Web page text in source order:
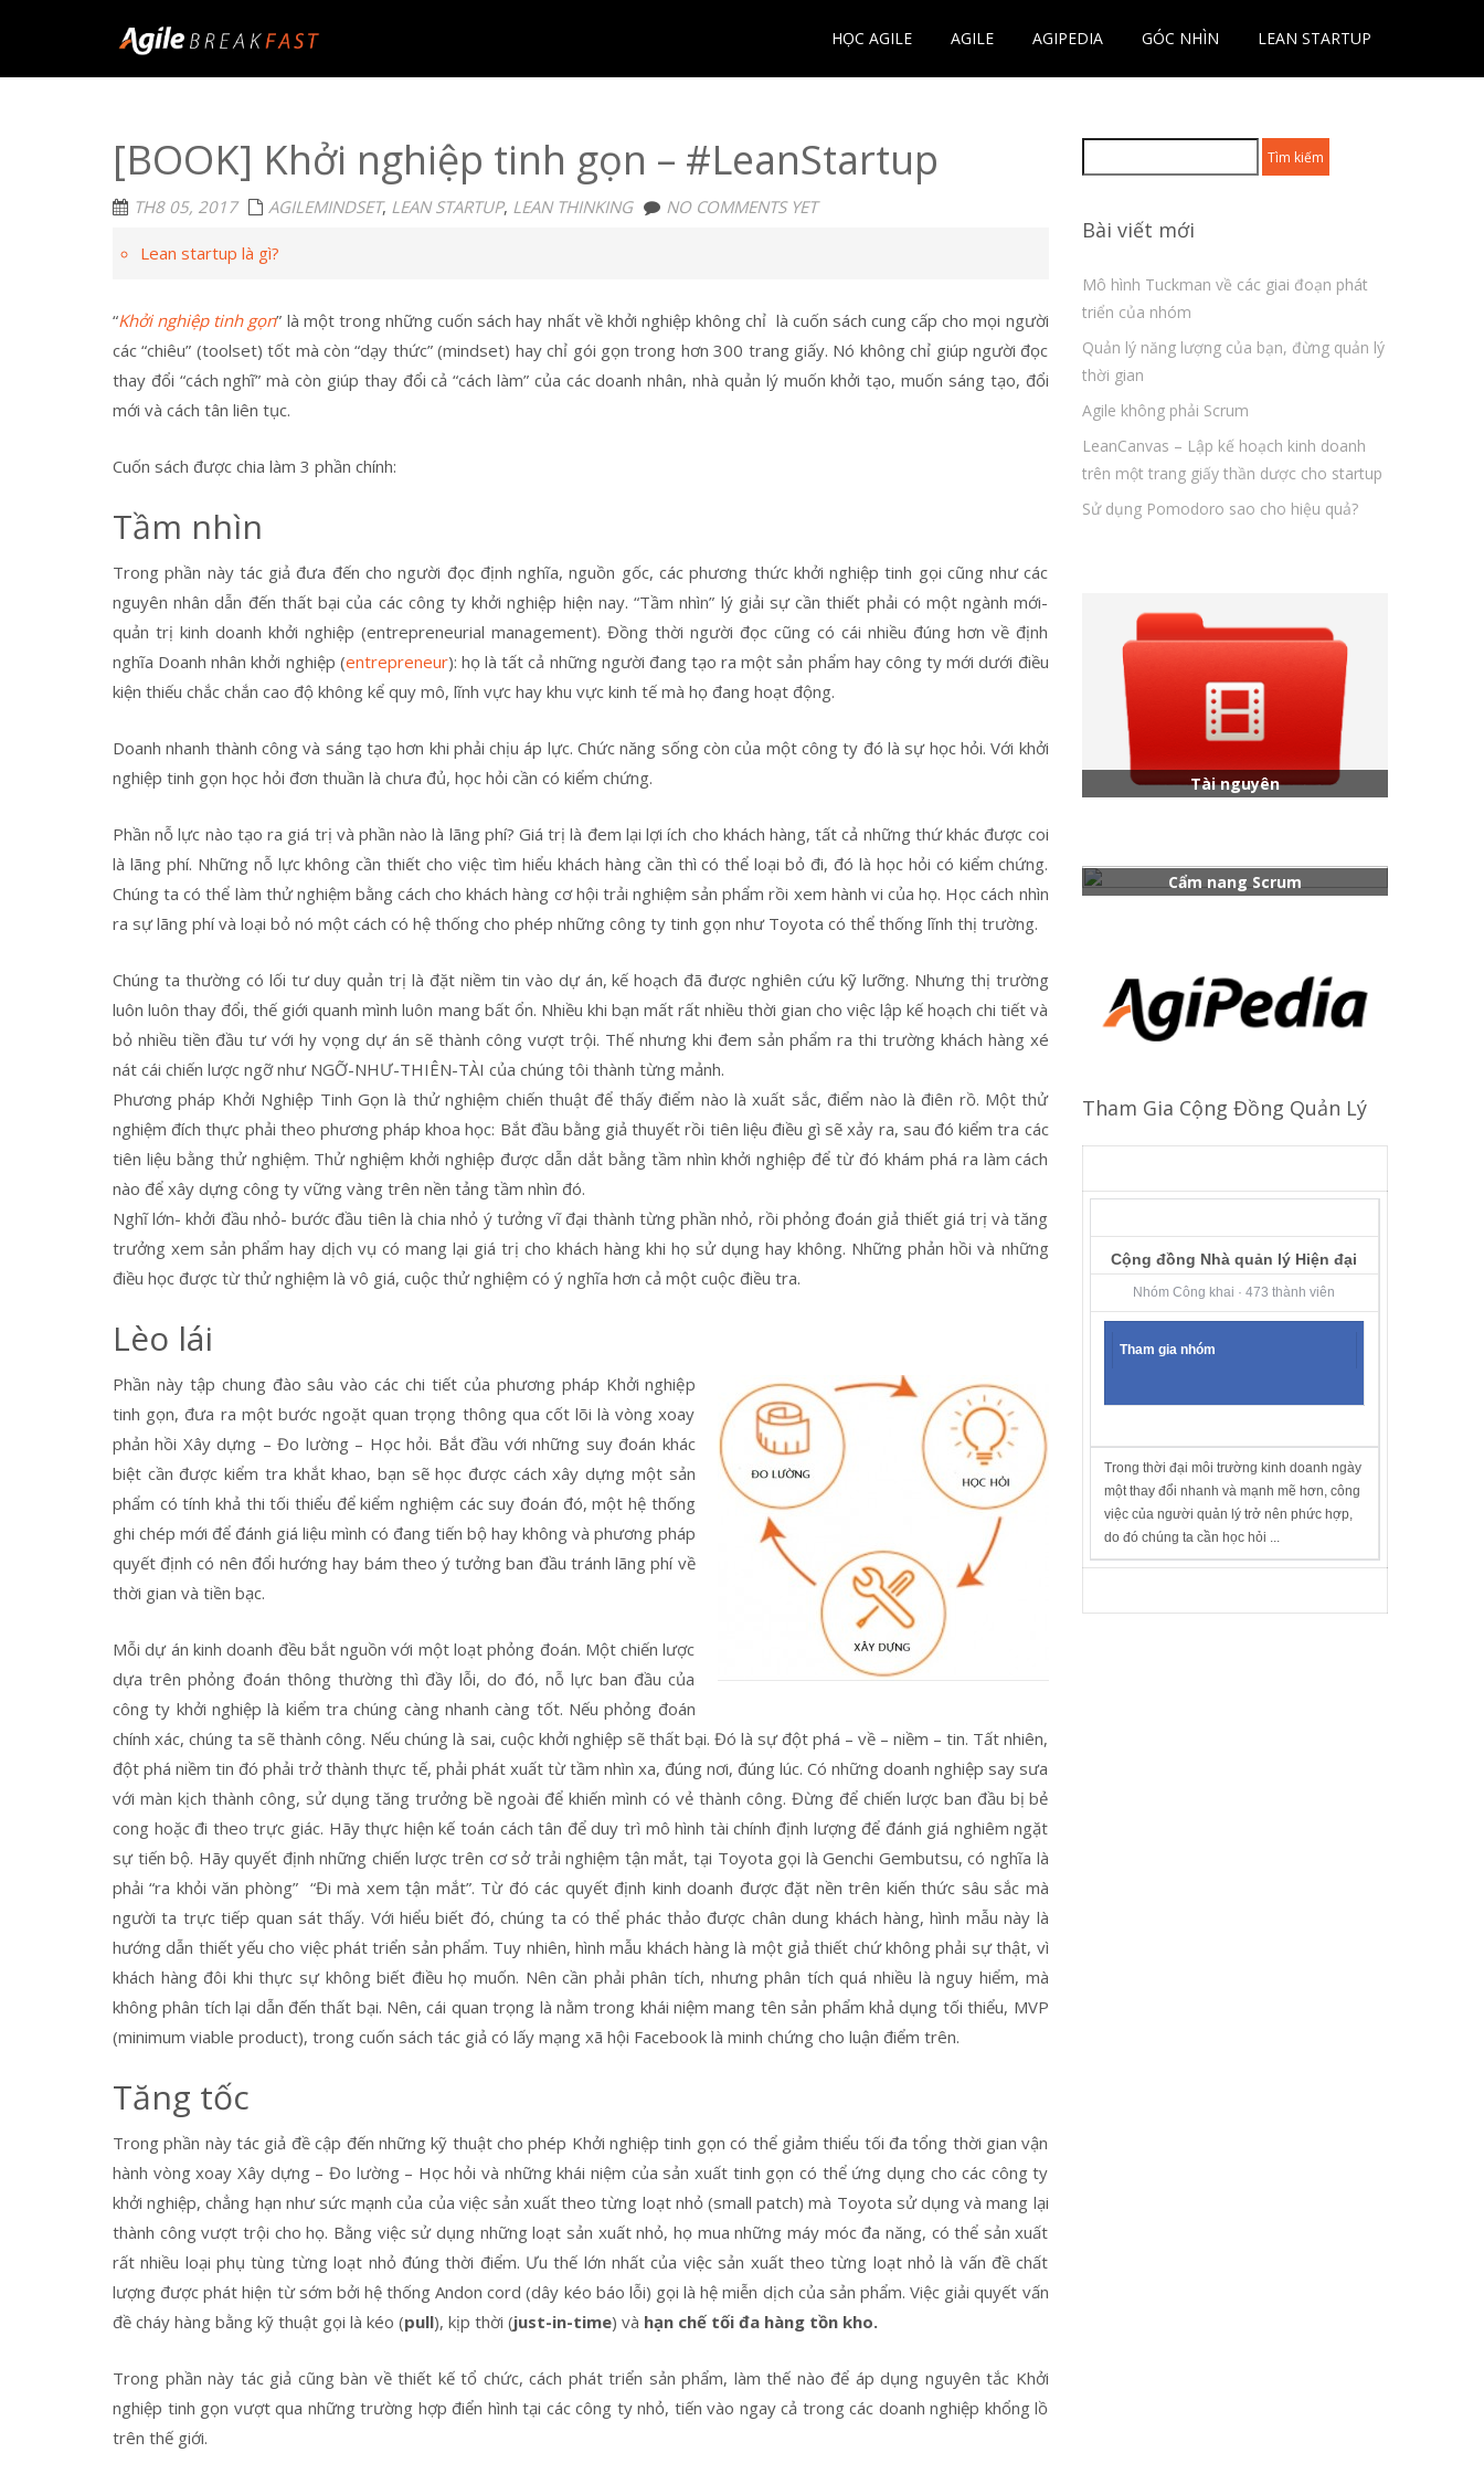
HỌC AGILE AGILE AGIPEDIA GÓC NHÌN LEAN STARTUP
[BOOK] Khởi nghiệp tinh gọn – #LeanStartup
TH8 05, 2017 AGILEMINDSET, LEAN STARTUP, LEAN THINKING NO COMMENTS YET
Lean startup là gì?
“Khởi nghiệp tinh gọn” là một trong những cuốn sách hay nhất về khởi nghiệp không chỉ là cuốn sách cung cấp cho mọi người
các “chiêu” (toolset) tốt mà còn “dạy thức” (mindset) hay chỉ gói gọn trong hơn 300 trang giấy. Nó không chỉ giúp người đọc
thay đổi “cách nghĩ” mà còn giúp thay đổi cả “cách làm” của các doanh nhân, nhà quản lý muốn khởi tạo, muốn sáng tạo, đổi
mới và cách tân liên tục.
Cuốn sách được chia làm 3 phần chính:
Tầm nhìn
Trong phần này tác giả đưa đến cho người đọc định nghĩa, nguồn gốc, các phương thức khởi nghiệp tinh gọi cũng như các
nguyên nhân dẫn đến thất bại của các công ty khởi nghiệp hiện nay. “Tầm nhìn” lý giải sự cần thiết phải có một ngành mới-
quản trị kinh doanh khởi nghiệp (entrepreneurial management). Đồng thời người đọc cũng có cái nhiều đúng hơn về định
nghĩa Doanh nhân khởi nghiệp (entrepreneur): họ là tất cả những người đang tạo ra một sản phẩm hay công ty mới dưới điều
kiện thiếu chắc chắn cao độ không kể quy mô, lĩnh vực hay khu vực kinh tế mà họ đang hoạt động.
Doanh nhanh thành công và sáng tạo hơn khi phải chịu áp lực. Chức năng sống còn của một công ty đó là sự học hỏi. Với khởi
nghiệp tinh gọn học hỏi đơn thuần là chưa đủ, học hỏi cần có kiểm chứng.
Phần nỗ lực nào tạo ra giá trị và phần nào là lãng phí? Giá trị là đem lại lợi ích cho khách hàng, tất cả những thứ khác được coi
là lãng phí. Những nỗ lực không cần thiết cho việc tìm hiểu khách hàng cần thì có thể loại bỏ đi, đó là học hỏi có kiểm chứng.
Chúng ta có thể làm thử nghiệm bằng cách cho khách hàng cơ hội trải nghiệm sản phẩm rồi xem hành vi của họ. Học cách nhìn
ra sự lãng phí và loại bỏ nó một cách có hệ thống cho phép những công ty tinh gọn như Toyota có thể thống lĩnh thị trường.
Chúng ta thường có lối tư duy quản trị là đặt niềm tin vào dự án, kế hoạch đã được nghiên cứu kỹ lưỡng. Nhưng thị trường
luôn luôn thay đổi, thế giới quanh mình luôn mang bất ổn. Nhiều khi bạn mất rất nhiều thời gian cho việc lập kế hoạch chi tiết và
bỏ nhiều tiền đầu tư với hy vọng dự án sẽ thành công vượt trội. Thế nhưng khi đem sản phẩm ra thi trường khách hàng xé
nát cái chiến lược ngỡ như NGỠ-NHƯ-THIÊN-TÀI của chúng tôi thành từng mảnh.
Phương pháp Khởi Nghiệp Tinh Gọn là thử nghiệm chiến thuật để thấy điểm nào là xuất sắc, điểm nào là điên rồ. Một thử
nghiệm đích thực phải theo phương pháp khoa học: Bắt đầu bằng giả thuyết rồi tiên liệu điều gì sẽ xảy ra, sau đó kiểm tra các
tiên liệu bằng thử nghiệm. Thử nghiệm khởi nghiệp được dẫn dắt bằng tầm nhìn khởi nghiệp để từ đó khám phá ra làm cách
nào để xây dựng công ty vững vàng trên nền tảng tầm nhìn đó.
Nghĩ lớn- khởi đầu nhỏ- bước đầu tiên là chia nhỏ ý tưởng vĩ đại thành từng phần nhỏ, rồi phỏng đoán giả thiết giá trị và tăng
trưởng xem sản phẩm hay dịch vụ có mang lại giá trị cho khách hàng khi họ sử dụng hay không. Những phản hồi và những
điều học được từ thử nghiệm là vô giá, cuộc thử nghiệm có ý nghĩa hơn cả một cuộc điều tra.
Lèo lái
Phần này tập chung đào sâu vào các chi tiết của phương pháp Khởi nghiệp
tinh gọn, đưa ra một bước ngoặt quan trọng thông qua cốt lõi là vòng xoay
phản hồi Xây dựng – Đo lường – Học hỏi. Bắt đầu với những suy đoán khác
biệt cần được kiểm tra khắt khao, bạn sẽ học được cách xây dựng một sản
phẩm có tính khả thi tối thiểu để kiểm nghiệm các suy đoán đó, một hệ thống
ghi chép mới để đánh giá liệu mình có đang tiến bộ hay không và phương pháp
quyết định có nên đổi hướng hay bám theo ý tưởng ban đầu tránh lãng phí về
thời gian và tiền bạc.
Mỗi dự án kinh doanh đều bắt nguồn với một loạt phỏng đoán. Một chiến lược
dựa trên phỏng đoán thông thường thì đầy lỗi, do đó, nỗ lực ban đầu của
công ty khởi nghiệp là kiểm tra chúng càng nhanh càng tốt. Nếu phỏng đoán
chính xác, chúng ta sẽ thành công. Nếu chúng là sai, cuộc khởi nghiệp sẽ thất bại. Đó là sự đột phá – về – niềm – tin. Tất nhiên,
đột phá niềm tin đó phải trở thành thực tế, phải phát xuất từ tầm nhìn xa, đúng nơi, đúng lúc. Có những doanh nghiệp say sưa
với màn kịch thành công, sử dụng tăng trưởng bề ngoài để khiến mình có vẻ thành công. Đừng để chiến lược ban đầu bị bẻ
cong hoặc đi theo trực giác. Hãy thực hiện kế toán cách tân để duy trì mô hình tài chính định lượng để đánh giá nghiêm ngặt
sự tiến bộ. Hãy quyết định những chiến lược trên cơ sở trải nghiệm tận mắt, tại Toyota gọi là Genchi Gembutsu, có nghĩa là
phải “ra khỏi văn phòng” “Đi mà xem tận mắt”. Từ đó các quyết định kinh doanh được đặt nền trên kiến thức sâu sắc mà
người ta trực tiếp quan sát thấy. Với hiểu biết đó, chúng ta có thể phác thảo được chân dung khách hàng, hình mẫu này là
hướng dẫn thiết yếu cho việc phát triển sản phẩm. Tuy nhiên, hình mẫu khách hàng là một giả thiết chứ không phải sự thật, vì
khách hàng đôi khi thực sự không biết điều họ muốn. Nên cần phải phân tích, nhưng phân tích quá nhiều là nguy hiểm, mà
không phân tích lại dẫn đến thất bại. Nên, cái quan trọng là nằm trong khái niệm mang tên sản phẩm khả dụng tối thiểu, MVP
(minimum viable product), trong cuốn sách tác giả có lấy mạng xã hội Facebook là minh chứng cho luận điểm trên.
Tăng tốc
Trong phần này tác giả đề cập đến những kỹ thuật cho phép Khởi nghiệp tinh gọn có thể giảm thiểu tối đa tổng thời gian vận
hành vòng xoay Xây dựng – Đo lường – Học hỏi và những khái niệm của sản xuất tinh gọn có thể ứng dụng cho các công ty
khởi nghiệp, chẳng hạn như sức mạnh của của việc sản xuất theo từng loạt nhỏ (small patch) mà Toyota sử dụng và mang lại
thành công vượt trội cho họ. Bằng việc sử dụng những loạt sản xuất nhỏ, họ mua những máy móc đa năng, có thể sản xuất
rất nhiều loại phụ tùng từng loạt nhỏ đúng thời điểm. Ưu thế lớn nhất của việc sản xuất theo từng loạt nhỏ là vấn đề chất
lượng được phát hiện từ sớm bởi hệ thống Andon cord (dây kéo báo lỗi) gọi là hệ miễn dịch của sản phẩm. Việc giải quyết vấn
đề cháy hàng bằng kỹ thuật gọi là kéo (pull), kịp thời (just-in-time) và hạn chế tối đa hàng tồn kho.
Trong phần này tác giả cũng bàn về thiết kế tổ chức, cách phát triển sản phẩm, làm thế nào để áp dụng nguyên tắc Khởi
nghiệp tinh gọn vượt qua những trường hợp điển hình tại các công ty nhỏ, tiến vào ngay cả trong các doanh nghiệp khổng lồ
trên thế giới.
kiếm
Bài viết mới
Mô hình Tuckman về các giai đoạn phát
triển của nhóm
Quản lý năng lượng của bạn, đừng quản lý
thời gian
Agile không phải Scrum
LeanCanvas – Lập kế hoạch kinh doanh
trên một trang giấy thần dược cho startup
Sử dụng Pomodoro sao cho hiệu quả?
Tài nguyên
Cẩm nang Scrum
Tham Gia Cộng Đồng Quản Lý
Cộng đồng Nhà quản lý Hiện đại
Nhóm Công khai · 473 thành viên
Tham gia nhóm
Trong thời đại môi trường kinh doanh ngày
một thay đổi nhanh và mạnh mẽ hơn, công
việc của người quản lý trở nên phức hợp,
do đó chúng ta cần học hỏi ...